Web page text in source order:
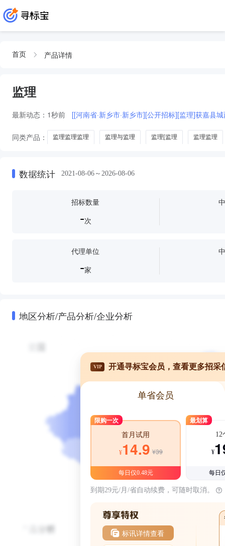
首页 产品详情
监理
最新动态： 1秒前 [[河南省·新乡市·新乡市][公开招标][监理]获嘉县
同类产品： 监理监理监理 监理与监理 监理[监理 监理监理
数据统计 2021-08-06～2026-08-06
招标数量
-次
代理单位
-家
地区分析/产品分析/企业分析
VIP 开通寻标宝会员，查看更多招采
单省会员
限购一次
首月试用
¥14.9 ¥39
每日仅0.48元
最划算
12
¥
每日
到期29元/月/省自动续费，可随时取消。
标讯详情查看